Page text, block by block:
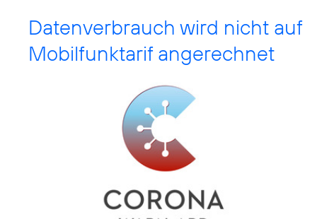
Datenverbrauch wird nicht auf
Mobilfunktarif angerechnet